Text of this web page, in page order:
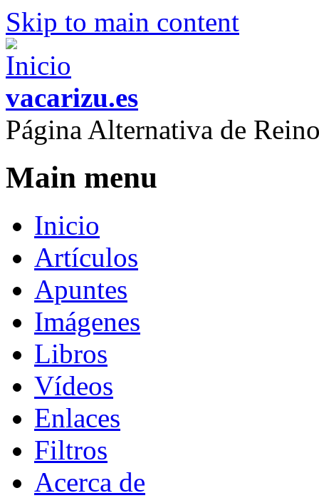
Skip to main content
vacarizu.es
Página Alternativa de
Main menu
Inicio
Artículos
Apuntes
Imágenes
Libros
Vídeos
Enlaces
Filtros
Acerca de